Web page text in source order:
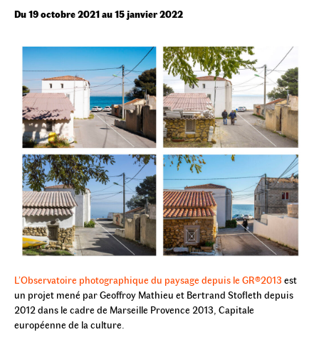
Du 19 octobre 2021 au 15 janvier 2022
L’Observatoire photographique du paysage depuis le GR®2013 est
un projet mené par Geoffroy Mathieu et Bertrand Stofleth depuis
2012 dans le cadre de Marseille Provence 2013, Capitale
européenne de la culture.